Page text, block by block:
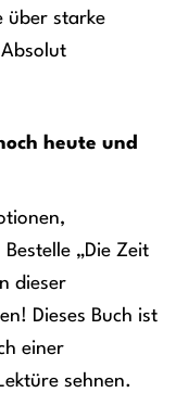
über starke
heute und
„Die Zeit
dieser
Dieses Buch ist
einer
sehnen.